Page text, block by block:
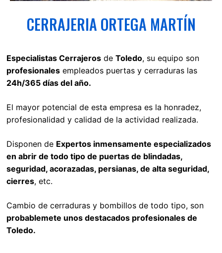
CERRAJERIA ORTEGA MARTÍN
Especialistas Cerrajeros de Toledo, su equipo son
profesionales empleados puertas y cerraduras las
24h/365 días del año.
El mayor potencial de esta empresa es la honradez,
profesionalidad y calidad de la actividad realizada.
Disponen de Expertos inmensamente especializados
en abrir de todo tipo de puertas de blindadas,
seguridad, acorazadas, persianas, de alta seguridad,
cierres, etc.
Cambio de cerraduras y bombillos de todo tipo, son
probablemete unos destacados profesionales de
Toledo.